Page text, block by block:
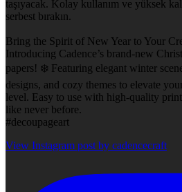
taşıyacak. Kolay kullanım ve yüksek
serbest bırakın.
Bring the Spirit of New Year to Your
Introducing Cadence’s brand-new
papers! ❄️ Featuring elegant winter
designs, and cozy themes to elevate
level. Easy to use with high-quality
like never before.
#decoupageart
View Instagram post by cadencecraft